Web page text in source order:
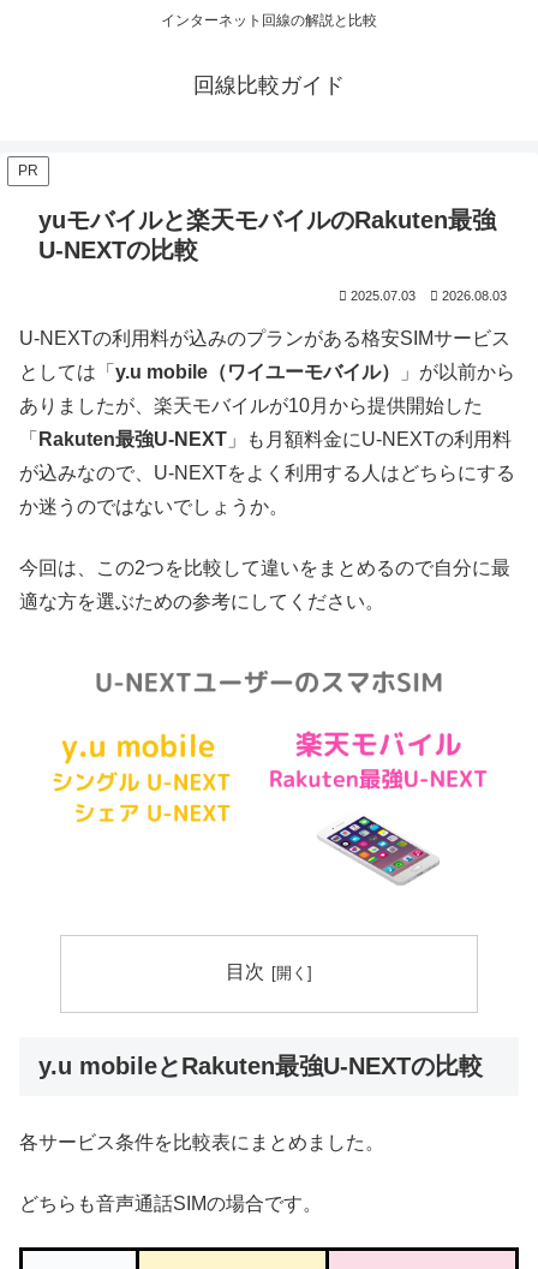
インターネット回線の解説と比較
回線比較ガイド
PR
yuモバイルと楽天モバイルのRakuten最強
U-NEXTの比較
2025.07.03 2026.08.03
U-NEXTの利用料が込みのプランがある格安SIMサービス
としては「 y.u mobile（ワイユーモバイル）
」が以前から
ありましたが、楽天モバイルが10月から提供開始した
「 Rakuten最強U-NEXT 」も月額料金にU-NEXTの利用料
が込みなので、U-NEXTをよく利用する人はどちらにする
か迷うのではないでしょうか。
今回は、この2つを比較して違いをまとめるので自分に最
適な方を選ぶための参考にしてください。
目次
y.u mobileとRakuten最強U-NEXTの比較
各サービス条件を比較表にまとめました。
どちらも音声通話SIMの場合です。